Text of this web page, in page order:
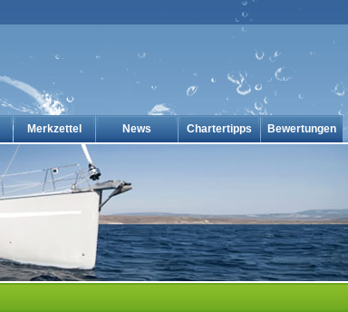
Merkzettel News Chartertipps Bewertungen